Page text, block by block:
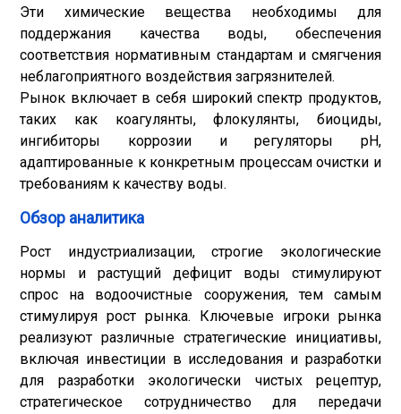
Эти химические вещества необходимы для
поддержания качества воды, обеспечения
соответствия нормативным стандартам и смягчения
неблагоприятного воздействия загрязнителей.
Рынок включает в себя широкий спектр продуктов,
таких как коагулянты, флокулянты, биоциды,
ингибиторы коррозии и регуляторы pH,
адаптированные к конкретным процессам очистки и
требованиям к качеству воды.
Обзор аналитика
Рост индустриализации, строгие экологические
нормы и растущий дефицит воды стимулируют
спрос на водоочистные сооружения, тем самым
стимулируя рост рынка. Ключевые игроки рынка
реализуют различные стратегические инициативы,
включая инвестиции в исследования и разработки
для разработки экологически чистых рецептур,
стратегическое сотрудничество для передачи